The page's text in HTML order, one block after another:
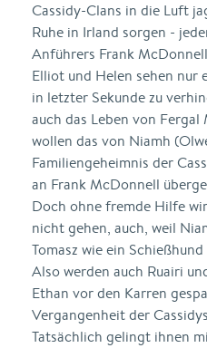
Cassidy-Clans in die Luft
Ruhe in Irland sorgen -
Anführers Frank
Elliot und Helen sehen nur
in letzter Sekunde zu
auch das Leben von
wollen das von Niamh
Familiengeheimnis der
an Frank McDonnell
Doch ohne fremde Hilfe
nicht gehen, auch, weil
Tomasz wie ein
Also werden auch Ruairi
Ethan vor den Karren
Vergangenheit der
Tatsächlich gelingt ihnen